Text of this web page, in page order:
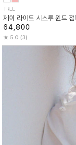
FREE
제이 라이트 시스루 윈드 점
64,800
5.0 (3)